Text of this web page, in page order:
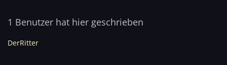
1 Benutzer hat hier geschrieben
DerRitter